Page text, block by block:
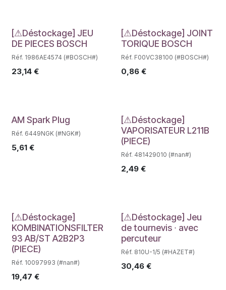
Déstockage
[⚠Déstockage] JEU
DE PIECES BOSCH
Réf. 1986AE4574 (#BOSCH#)
23,14 €
Déstockage
[⚠Déstockage] JOINT
TORIQUE BOSCH
Réf. F00VC38100 (#BOSCH#)
0,86€
Déstockage
AM Spark Plug
Réf. 6449NGK (#NGK#)
5,61 €
Déstockage
[⚠Déstockage]
VAPORISATEUR L211B
(PIECE)
Réf. 481429010 (#nan#)
2,49€
Déstockage
[⚠Déstockage]
KOMBINATIONSFILTER
93 AB/ST A2B2P3
(PIECE)
Réf. 10097993 (#nan#)
19,47 €
Déstockage
[⚠Déstockage] Jeu
de tournevis ∙ avec
percuteur
Réf. 810U-1/5 (#HAZET#)
30,46€